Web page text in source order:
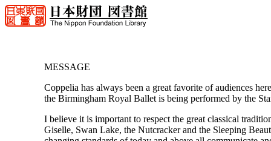
MESSAGE
Coppelia has always been a great favorite of audiences
the Birmingham Royal Ballet is being performed by the
I believe it is important to respect the great classical
Giselle, Swan Lake, the Nutcracker and the Sleeping